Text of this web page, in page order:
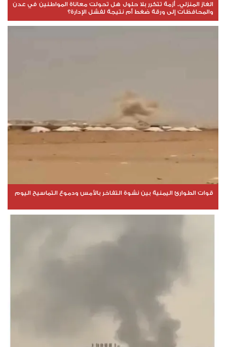
الغاز المنزلي.. أزمة تتكرر بلا حلول هل تحولت معاناة المواطنين في عدن
والمحافظات إلى ورقة ضغط أم نتيجة لفشل الإدارة؟
قوات الطوارئ اليمنية بين نشوة التفاخر بالأمس ودموع التماسيح اليوم